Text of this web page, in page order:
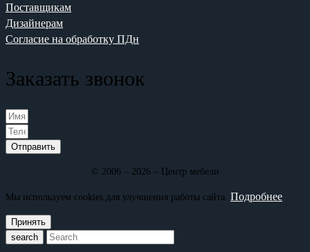
Поставщикам
Дизайнерам
Согласие на обработку ПДн
Заказать звонок
Отправить
© 2006 – 2026 – Центр мебели
Мы используем cookies для улучшения работы сайта. Подробнее
Принять
search